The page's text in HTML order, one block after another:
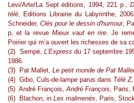
Levi/Arte/La Sept éditions, 1994, 221 p.,
télé, Editions Librairie du Labyrinthe,
Schneider, Clés pour le dessin d'humour,
p, et la revue Mieux vaut en rire. Je
Poirier qui m’a ouvert les richesses de sa
(2) Sempé,L’Express du 17 septembre
1986.
(3) Pat Mallet, Le petit monde de Pat
(4) Gibo, Culs-de-lampe parus dans Télé Z,
(5) André François,André François, Paris,
(6) Blachon, in Les malmenés, Paris,